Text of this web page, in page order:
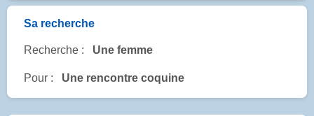
Sa recherche
Recherche : Une femme
Pour : Une rencontre coquine